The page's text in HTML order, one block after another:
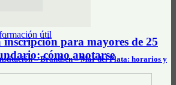
útil
– Brandsen – Mar del Plata: horarios y
para mayores de 25
cómo anotarse